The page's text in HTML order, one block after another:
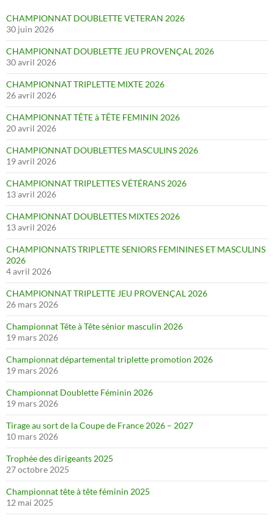
CHAMPIONNAT DOUBLETTE VETERAN 2026
30 juin 2026
CHAMPIONNAT DOUBLETTE JEU PROVENÇAL 2026
30 avril 2026
CHAMPIONNAT TRIPLETTE MIXTE 2026
26 avril 2026
CHAMPIONNAT TÊTE à TÊTE FEMININ 2026
20 avril 2026
CHAMPIONNAT DOUBLETTES MASCULINS 2026
19 avril 2026
CHAMPIONNAT TRIPLETTES VÉTÉRANS 2026
13 avril 2026
CHAMPIONNAT DOUBLETTES MIXTES 2026
13 avril 2026
CHAMPIONNATS TRIPLETTE SENIORS FEMININES ET MASCULINS
2026
4 avril 2026
CHAMPIONNAT TRIPLETTE JEU PROVENÇAL 2026
26 mars 2026
Championnat Tête à Tête sénior masculin 2026
19 mars 2026
Championnat départemental triplette promotion 2026
19 mars 2026
Championnat Doublette Féminin 2026
19 mars 2026
Tirage au sort de la Coupe de France 2026 – 2027
10 mars 2026
Trophée des dirigeants 2025
27 octobre 2025
Championnat tête à tête féminin 2025
12 mai 2025